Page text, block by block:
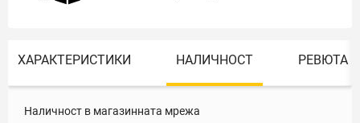
ХАРАКТЕРИСТИКИ НАЛИЧНОСТ РЕВЮТА
Наличност в магазинната мрежа